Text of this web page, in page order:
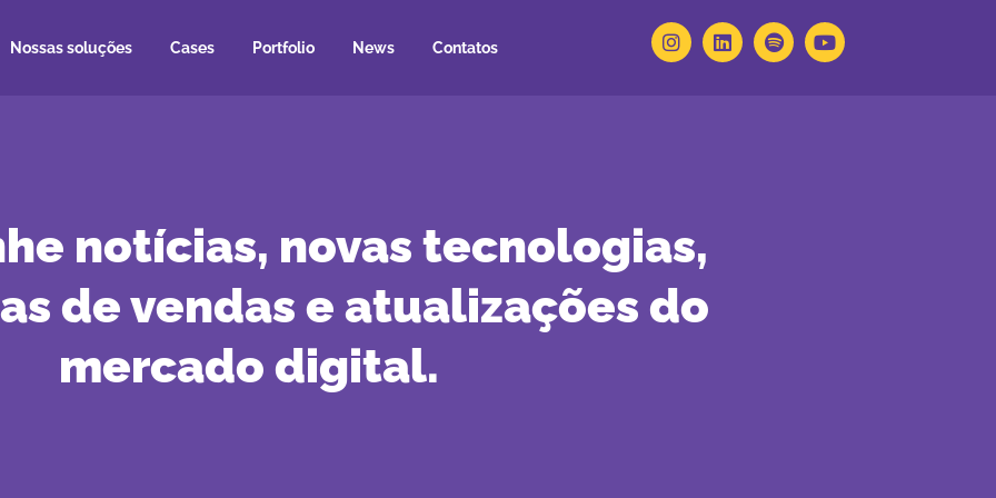
Nossas soluções Cases Portfolio News Contatos
notícias, novas tecnologias,
de vendas e atualizações do
mercado digital.